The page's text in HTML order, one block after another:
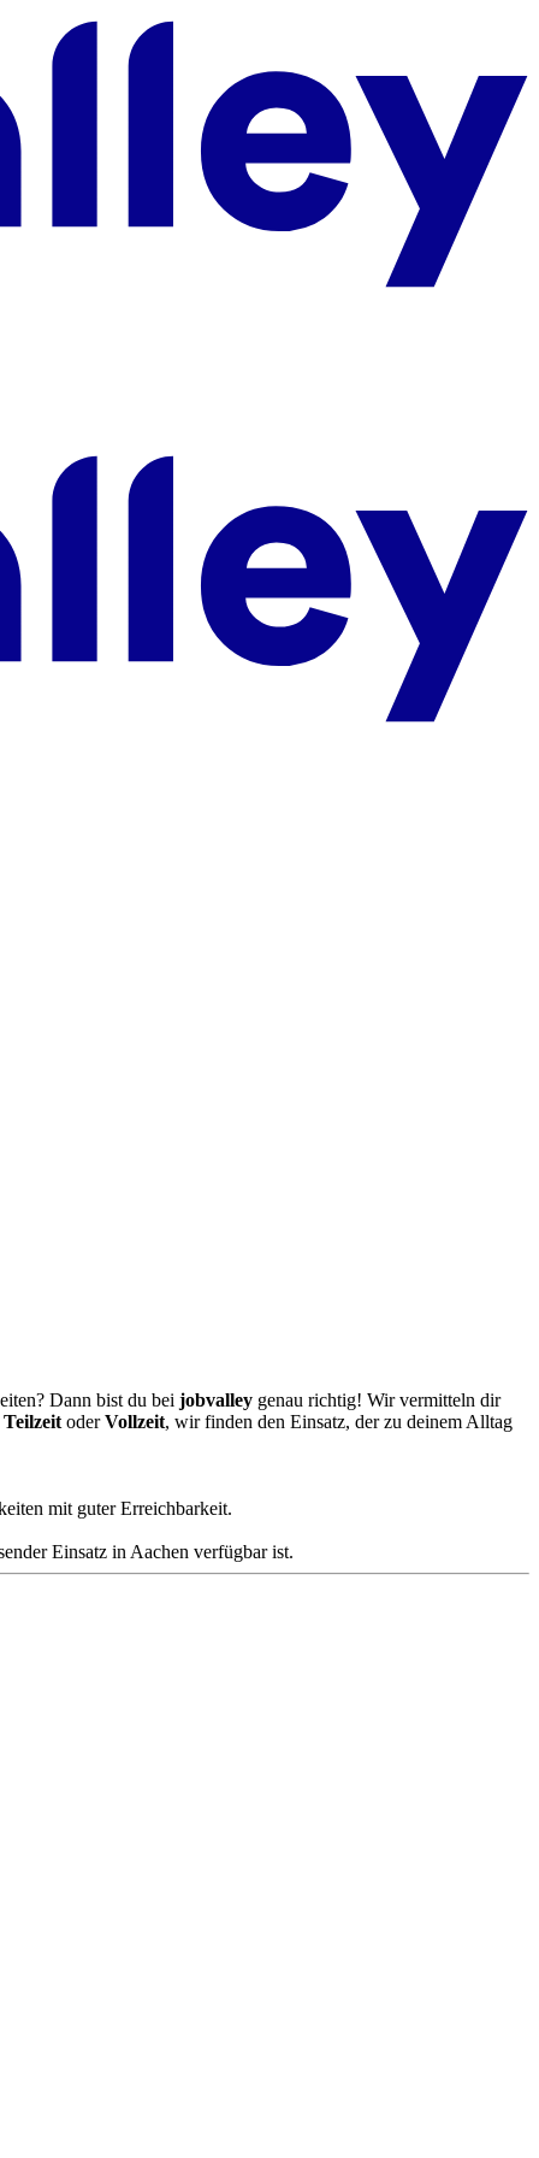
Dann bist du bei jobvalley genau richtig! Wir vermitteln dir
Teilzeit oderVollzeit, wir finden den Einsatz, der zu deinem Alltag
mit guter Erreichbarkeit.
Einsatz in Aachen verfügbar ist.